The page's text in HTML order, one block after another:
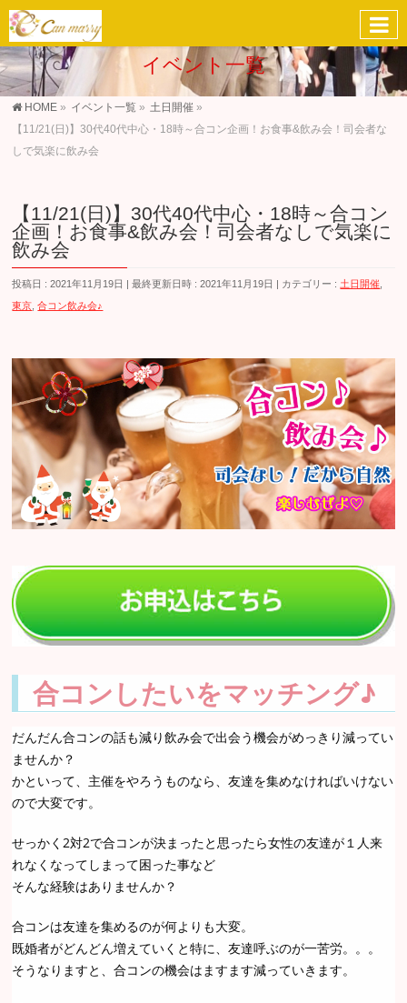
イベント一覧
HOME » イベント一覧 » 土日開催 »
【11/21(日)】30代40代中心・18時～合コン企画！お食事&飲み会！司会者な
しで気楽に飲み会
【11/21(日)】30代40代中心・18時～合コン
企画！お食事&飲み会！司会者なしで気楽に
飲み会
投稿日 : 2021年11月19日 最終更新日時 : 2021年11月19日 カテゴリー : 土日開催
東京 ,合コン飲み会♪
合コンしたいをマッチング♪
だんだん合コンの話も減り飲み会で出会う機会がめっきり減ってい
ませんか？
かといって、主催をやろうものなら、友達を集めなければいけない
ので大変です。
せっかく2対2で合コンが決まったと思ったら女性の友達が１人来
れなくなってしまって困った事など
そんな経験はありませんか？
合コンは友達を集めるのが何よりも大変。
既婚者がどんどん増えていくと特に、友達呼ぶのが一苦労。。。
そうなりますと、合コンの機会はますます減っていきます。